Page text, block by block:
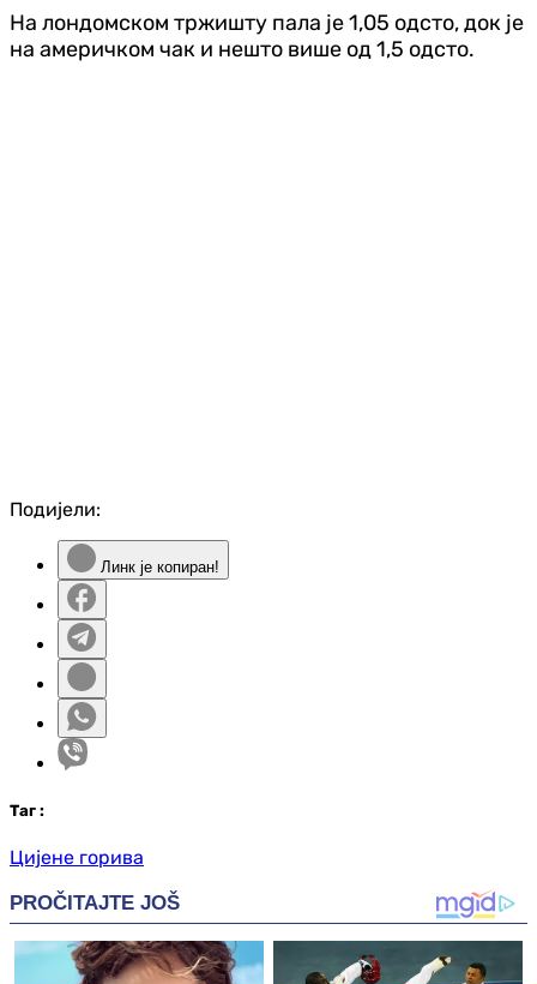
На лондомском тржишту пала је 1,05 одсто, док је
на америчком чак и нешто више од 1,5 одсто.
Подијели:
Линк је копиран!
Таг :
Цијене горива